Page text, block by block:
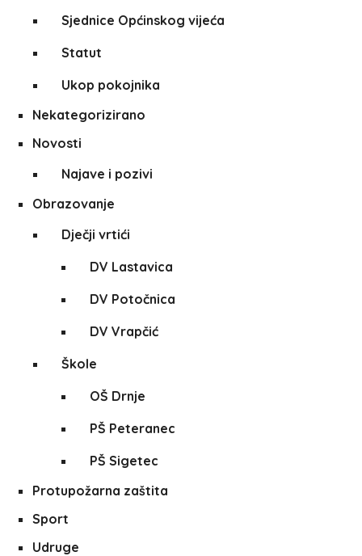
Sjednice Općinskog vijeća
Statut
Ukop pokojnika
Nekategorizirano
Novosti
Najave i pozivi
Obrazovanje
Dječji vrtići
DV Lastavica
DV Potočnica
DV Vrapčić
Škole
OŠ Drnje
PŠ Peteranec
PŠ Sigetec
Protupožarna zaštita
Sport
Udruge